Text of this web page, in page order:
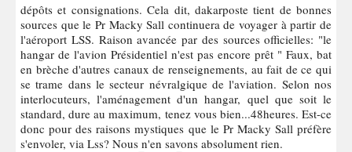
dépôts et consignations. Cela dit, dakarposte tient de bonnes
sources que le Pr Macky Sall continuera de voyager à partir de
l'aéroport LSS. Raison avancée par des sources officielles: "le
hangar de l'avion Présidentiel n'est pas encore prêt " Faux, bat
en brèche d'autres canaux de renseignements, au fait de ce qui
se trame dans le secteur névralgique de l'aviation. Selon nos
interlocuteurs, l'aménagement d'un hangar, quel que soit le
standard, dure au maximum, tenez vous bien...48heures. Est-ce
donc pour des raisons mystiques que le Pr Macky Sall préfère
s'envoler, via Lss? Nous n'en savons absolument rien.